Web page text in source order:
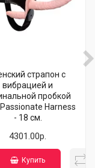
страпон с
вибрацией и
пробкой
Harness
- 18 см.
4301.00р.
Купить